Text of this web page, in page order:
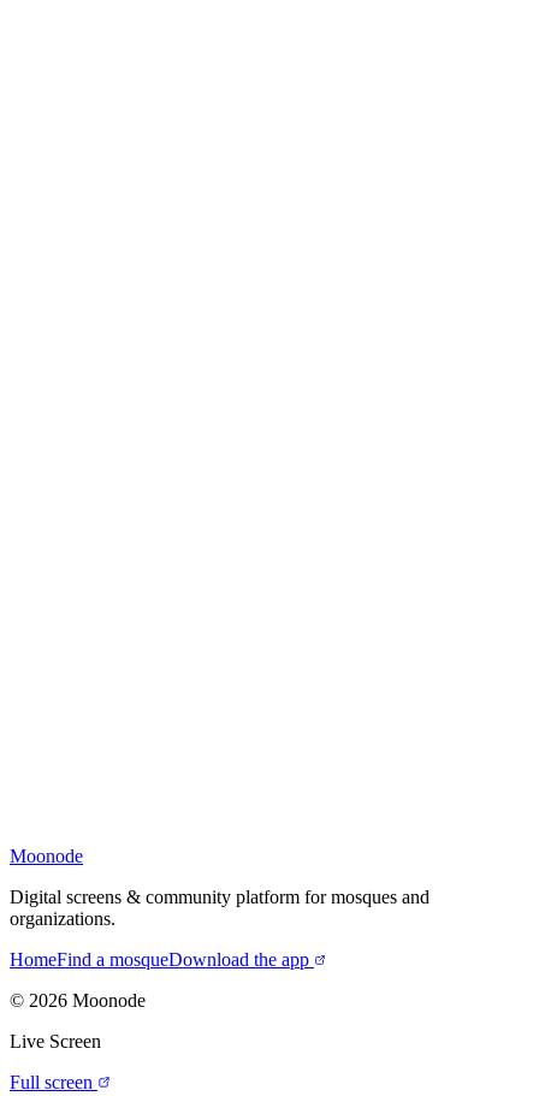
Moonode
Digital screens & community platform for mosques and
organizations.
HomeFind a mosqueDownload the app
© 2026 Moonode
Live Screen
Full screen